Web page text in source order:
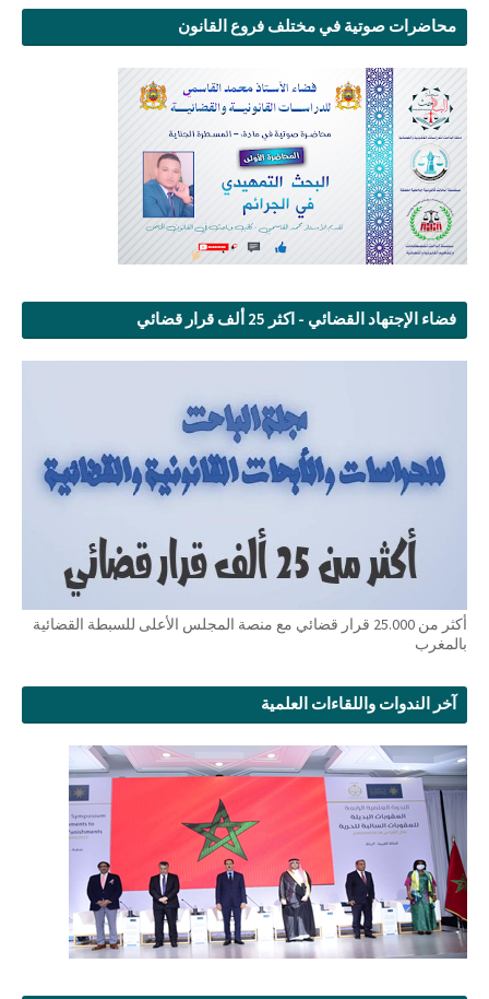
محاضرات صوتية في مختلف فروع القانون
فضاء الإجتهاد القضائي - اكثر 25 ألف قرار قضائي
أكثر من 25.000 قرار قضائي مع منصة المجلس الأعلى للسبطة القضائية
بالمغرب
آخر الندوات واللقاءات العلمية